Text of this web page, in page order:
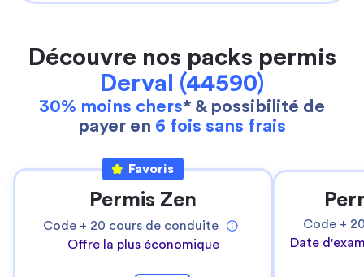
Découvre nos packs permis
Derval (44590)
30% moins chers* & possibilité de
payer en 6 fois sans frais
Favoris
Permis Zen
Code + 20 cours de conduite
Offre la plus économique
Code +
Date